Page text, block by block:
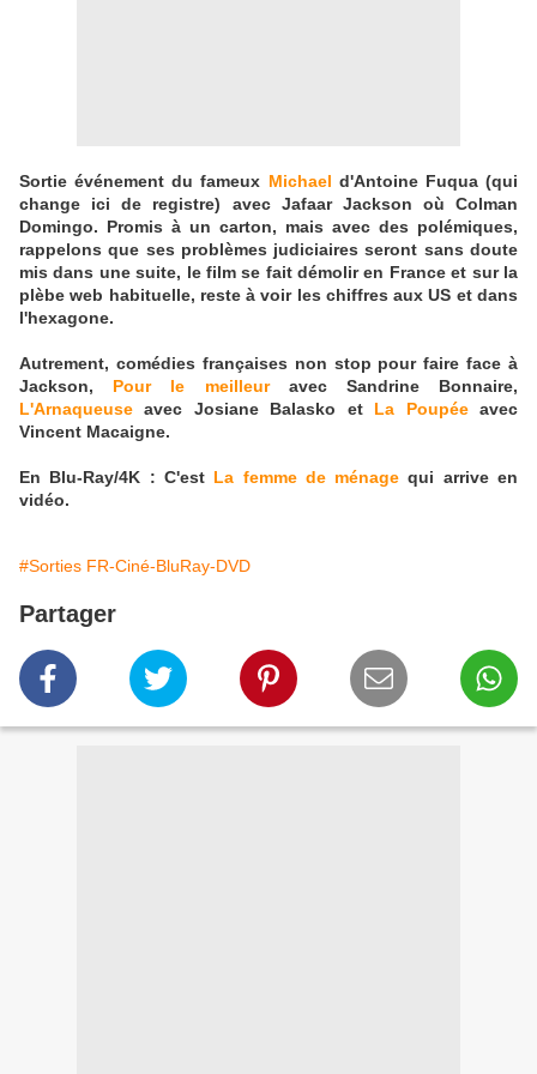
Sortie événement du fameux Michael d'Antoine Fuqua (qui
change ici de registre) avec Jafaar Jackson où Colman
Domingo. Promis à un carton, mais avec des polémiques,
rappelons que ses problèmes judiciaires seront sans doute
mis dans une suite, le film se fait démolir en France et sur la
plèbe web habituelle, reste à voir les chiffres aux US et dans
l'hexagone.
Autrement, comédies françaises non stop pour faire face à
Jackson, Pour le meilleur avec Sandrine Bonnaire,
L'Arnaqueuse avec Josiane Balasko et La Poupéeavec
Vincent Macaigne.
En Blu-Ray/4K : C'est La femme de ménage qui arrive en
vidéo.
#Sorties FR-Ciné-BluRay-DVD
Partager